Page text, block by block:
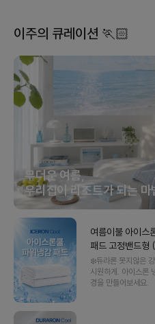
이주의 큐레이션 🏃🏻
무더운 여름,
우리집이 리조트가 되는
여름이불 아이스
패드 고정밴드
❄️듀라론 못지않은
시원하게. 아이스론
경을 만들어보세요.